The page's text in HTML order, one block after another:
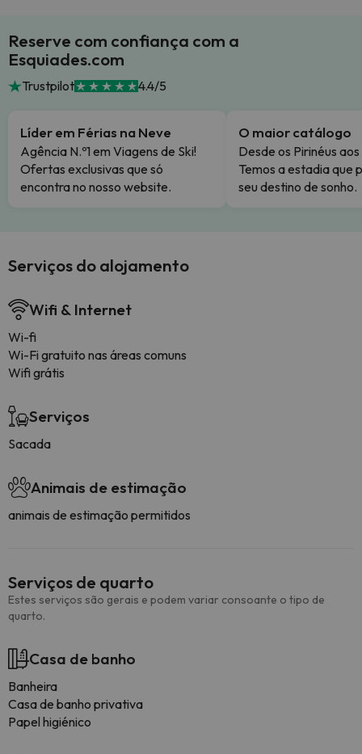
Reserve com confiança com a
Esquiades.com
Trustpilot 4.4/5
Líder em Férias na Neve
Agência N.º1 em Viagens de Ski!
Ofertas exclusivas que só
encontra no nosso website.
O maior catálogo
Desde os Pirinéus
Temos a estadia que
seu destino de sonho.
Serviços do alojamento
Wifi & Internet
Wi-fi
Wi-Fi gratuito nas áreas comuns
Wifi grátis
Serviços
Sacada
Animais de estimação
animais de estimação permitidos
Serviços de quarto
Estes serviços são gerais e podem variar consoante o tipo de
quarto.
Casa de banho
Banheira
Casa de banho privativa
Papel higiénico